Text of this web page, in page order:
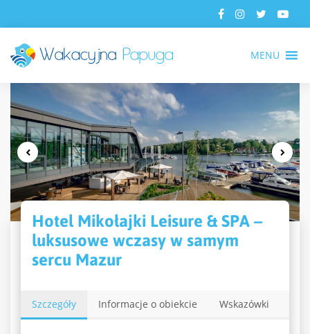
MENU
Hotel Mikołajki Leisure & SPA –
luksusowe wczasy w samym
sercu Mazur
Szczegóły Informacje o obiekcie Wskazówki